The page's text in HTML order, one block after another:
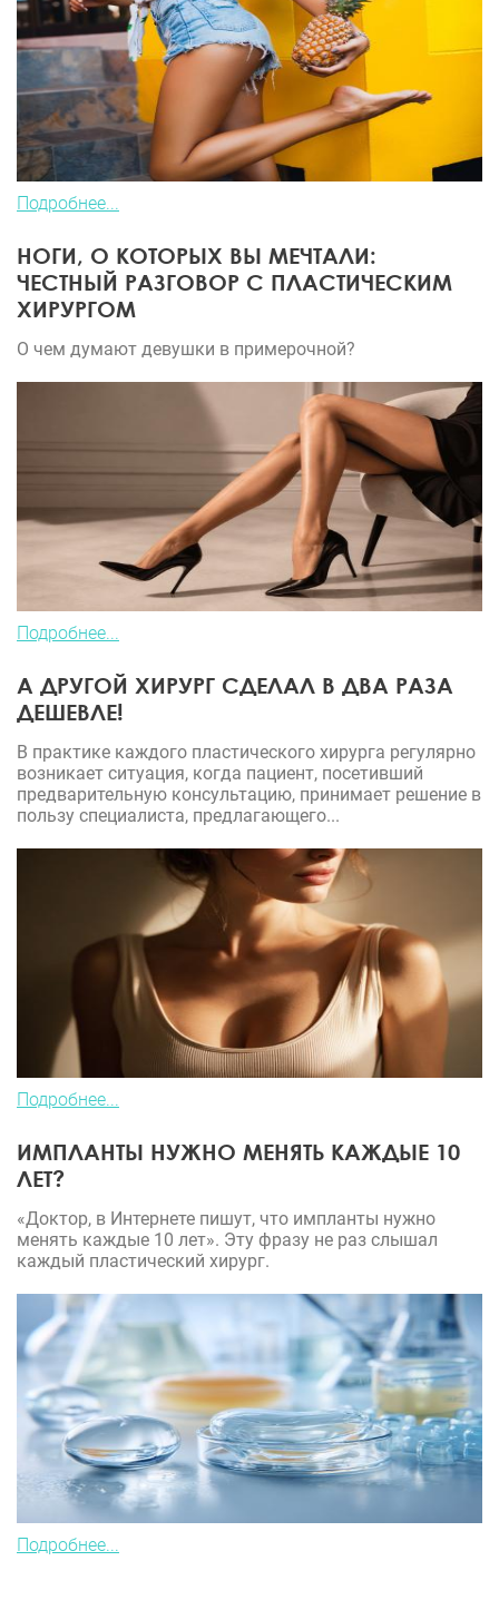
Подробнее...
НОГИ, О КОТОРЫХ ВЫ МЕЧТАЛИ:
ЧЕСТНЫЙ РАЗГОВОР С ПЛАСТИЧЕСКИМ
ХИРУРГОМ
О чем думают девушки в примерочной?
Подробнее...
А ДРУГОЙ ХИРУРГ СДЕЛАЛ В ДВА РАЗА
ДЕШЕВЛЕ!
В практике каждого пластического хирурга регулярно
возникает ситуация, когда пациент, посетивший
предварительную консультацию, принимает решение в
пользу специалиста, предлагающего...
Подробнее...
ИМПЛАНТЫ НУЖНО МЕНЯТЬ КАЖДЫЕ 10
ЛЕТ?
«Доктор, в Интернете пишут, что импланты нужно
менять каждые 10 лет». Эту фразу не раз слышал
каждый пластический хирург.
Подробнее...